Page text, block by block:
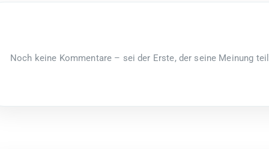
Noch keine Kommentare – sei der Erste, der seine Meinung